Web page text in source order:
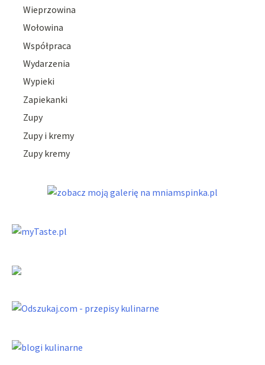
Wieprzowina
Wołowina
Współpraca
Wydarzenia
Wypieki
Zapiekanki
Zupy
Zupy i kremy
Zupy kremy